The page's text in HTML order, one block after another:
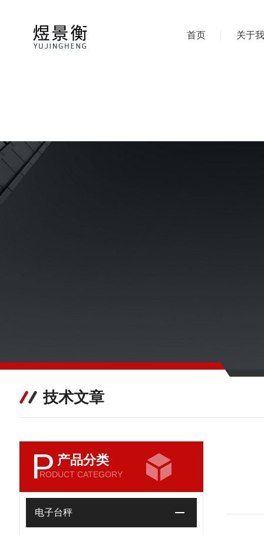
首页 关于
技术文章
P 产品分类
RODUCT CATEGORY
电子台秤